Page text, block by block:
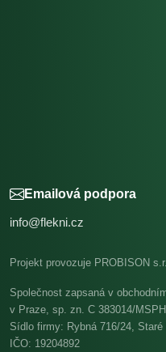
Emailová podpora
info@flekni.cz
Projekt provozuje PROBISON
Společnost zapsaná v
v Praze, sp. zn. C 383014/MSPH
Sídlo firmy: Rybná 716/24,
IČO: 19204892